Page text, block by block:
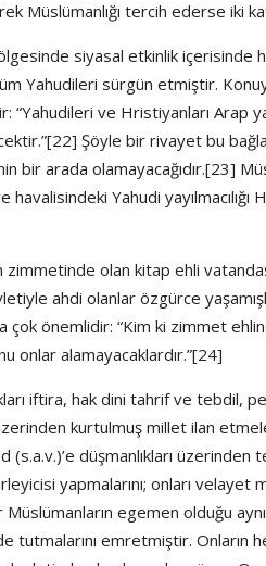
Müslümanlığı tercih ederse iki
siyasal etkinlik içerisinde
Yahudileri sürgün etmiştir.
ve Hristiyanları Arap
Şöyle bir rivayet bu
bir arada olamayacağıdır.[23]
Yahudi
zimmetinde olan kitap ehli
ahdi olanlar özgürce
çok önemlidir: “Kim ki zimmet
onlar alamayacaklardır.”[24]
iftira, hak dini tahrif ve
kurtulmuş millet ilan
düşmanlıkları
yapmalarını; onları
Müslümanların egemen olduğu
tutmalarını emretmiştir. Onların